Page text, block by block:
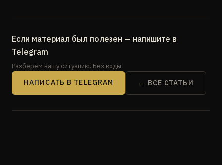
Если материал был полезен — напишите в
Telegram
Разберём вашу ситуацию. Без воды.
НАПИСАТЬ В TELEGRAM ← ВСЕ СТАТЬИ